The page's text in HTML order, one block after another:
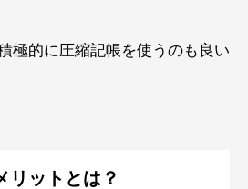
極的に圧縮記帳を使うのも良い
リットとは？